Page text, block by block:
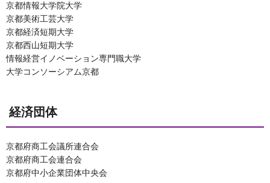
京都情報大学院大学
京都美術工芸大学
京都経済短期大学
京都西山短期大学
情報経営イノベーション専門職大学
大学コンソーシアム京都
経済団体
京都府商工会議所連合会
京都府商工会連合会
京都府中小企業団体中央会